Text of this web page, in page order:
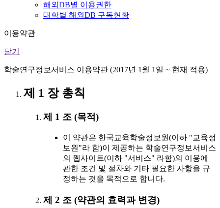
해외DB별 이용권한
대학별 해외DB 구독현황
이용약관
닫기
학술연구정보서비스 이용약관 (2017년 1월 1일 ~ 현재 적용)
제 1 장 총칙
제 1 조 (목적)
이 약관은 한국교육학술정보원(이하 "교육정
보원"라 함)이 제공하는 학술연구정보서비스
의 웹사이트(이하 "서비스" 라함)의 이용에
관한 조건 및 절차와 기타 필요한 사항을 규
정하는 것을 목적으로 합니다.
제 2 조 (약관의 효력과 변경)